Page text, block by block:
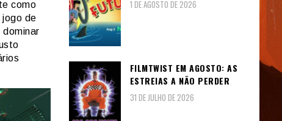
como
jogo de
1 DE AGOSTO DE 2026
FILMTWIST EM AGOSTO: AS
ESTREIAS A NÃO PERDER
31 DE JULHO DE 2026